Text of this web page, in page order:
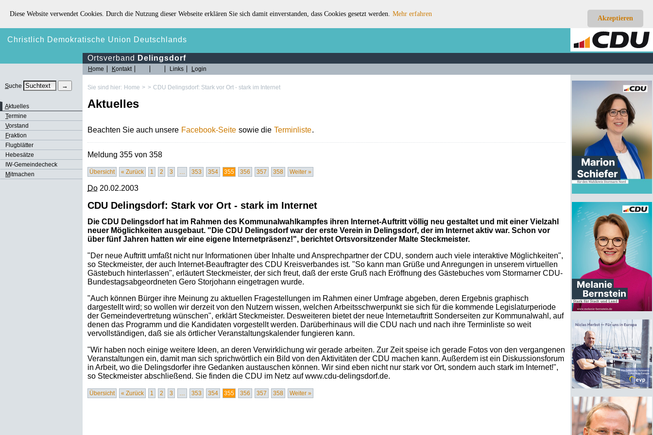
Akzeptieren
Diese Website verwendet Cookies. Durch die Nutzung dieser Webseite erklären Sie sich damit einverstanden, dass Cookies gesetzt werden. Mehr erfahren
Christlich Demokratische Union Deutschlands
Ortsverband Delingsdorf
Suche
Aktuelles
Termine
Vorstand
Fraktion
Flugblätter
Hebesätze
IW-Gemeindecheck
Mitmachen
Home Kontakt Links Login
Sie sind hier: Home > > CDU Delingsdorf: Stark vor Ort - stark im Internet
Aktuelles
Beachten Sie auch unsere Facebook-Seite sowie die Terminliste.
Meldung 355 von 358
Übersicht « Zurück 1 2 3 … 353 354 355 356 357 358 Weiter »
Do 20.02.2003
CDU Delingsdorf: Stark vor Ort - stark im Internet
Die CDU Delingsdorf hat im Rahmen des Kommunalwahlkampfes ihren Internet-Auftritt völlig neu gestaltet und mit einer Vielzahl
neuer Möglichkeiten ausgebaut. "Die CDU Delingsdorf war der erste Verein in Delingsdorf, der im Internet aktiv war. Schon vor
über fünf Jahren hatten wir eine eigene Internetpräsenz!", berichtet Ortsvorsitzender Malte Steckmeister.
"Der neue Auftritt umfaßt nicht nur Informationen über Inhalte und Ansprechpartner der CDU, sondern auch viele interaktive Möglichkeiten",
so Steckmeister, der auch Internet-Beauftragter des CDU Kreisverbandes ist. "So kann man Grüße und Anregungen in unserem virtuellen
Gästebuch hinterlassen", erläutert Steckmeister, der sich freut, daß der erste Gruß nach Eröffnung des Gästebuches vom Stormarner CDU-
Bundestagsabgeordneten Gero Storjohann eingetragen wurde.
"Auch können Bürger ihre Meinung zu aktuellen Fragestellungen im Rahmen einer Umfrage abgeben, deren Ergebnis graphisch
dargestellt wird; so wollen wir derzeit von den Nutzern wissen, welchen Arbeitsschwerpunkt sie sich für die kommende Legislaturperiode
der Gemeindevertretung wünschen", erklärt Steckmeister. Desweiteren bietet der neue Internetauftritt Sonderseiten zur Kommunalwahl, auf
denen das Programm und die Kandidaten vorgestellt werden. Darüberhinaus will die CDU nach und nach ihre Terminliste so weit
vervollständigen, daß sie als örtlicher Veranstaltungskalender fungieren kann.
"Wir haben noch einige weitere Ideen, an deren Verwirklichung wir gerade arbeiten. Zur Zeit speise ich gerade Fotos von den vergangenen
Veranstaltungen ein, damit man sich sprichwörtlich ein Bild von den Aktivitäten der CDU machen kann. Außerdem ist ein Diskussionsforum
in Arbeit, wo die Delingsdorfer ihre Gedanken austauschen können. Wir sind eben nicht nur stark vor Ort, sondern auch stark im Internet!",
so Steckmeister abschließend. Sie finden die CDU im Netz auf www.cdu-delingsdorf.de.
Übersicht « Zurück 1 2 3 … 353 354 355 356 357 358 Weiter »